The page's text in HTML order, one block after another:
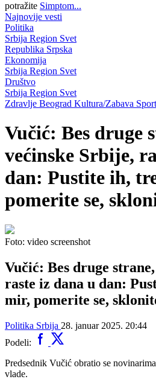
potražite Simptom...
Najnovije vesti
Politika
Srbija Region Svet
Republika Srpska
Ekonomija
Srbija Region Svet
Društvo
Srbija Region Svet
Zdravlje Beograd Kultura/Zabava Sport
Vučić: Bes druge
većinske Srbije,
dan: Pustite ih,
pomerite se,
Foto: video screenshot
Vučić: Bes druge
raste iz dana u dan:
mir, pomerite se,
Politika Srbija 28. januar 2025. 20:44
Podeli:
Predsednik Vučić obratio se
vlade.